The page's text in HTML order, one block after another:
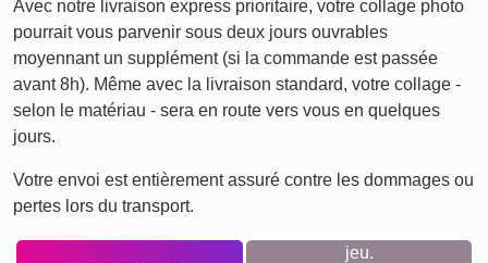
Ce que nous défendons
Nous sommes fiers de notre philosophie du magasin axée
sur la transparence et le respect de la vie privée. Aucune
plus, nous privilégions l'utilisation de matériaux durables et
adoptons une production neutre en carbone. Votre
satisfaction est notre priorité et cela se reflète dans nos